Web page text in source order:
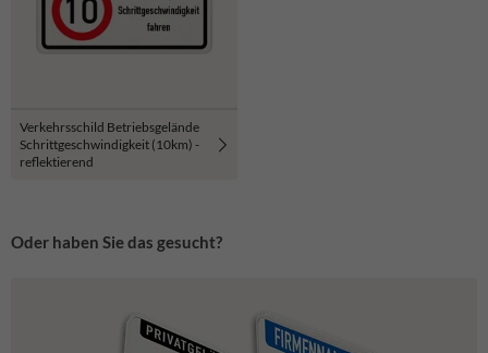
Verkehrsschild Betriebsgelände
Schrittgeschwindigkeit (10km) -
reflektierend
Oder haben Sie das gesucht?